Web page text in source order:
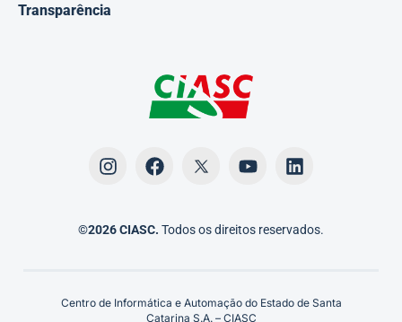
Transparência
©2026 CIASC. Todos os direitos reservados.
Centro de Informática e Automação do Estado de Santa
Catarina S.A. – CIASC